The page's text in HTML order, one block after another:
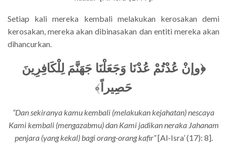
Setiap kali mereka kembali melakukan kerosakan demi
kerosakan, mereka akan dibinasakan dan entiti mereka akan
dihancurkan.
﴿وإنْ عُدْتُمْ عُدْنَا وَجَعَلْنَا جَهَنَّمَ لِلْكَافِرِينَ
حَصِيراً ﴾
“Dan sekiranya kamu kembali (melakukan kejahatan) nescaya
Kami kembali (mengazabmu) dan Kami jadikan neraka Jahanam
penjara (yang kekal) bagi orang-orang kafir”[Al-Isra’ (17): 8].